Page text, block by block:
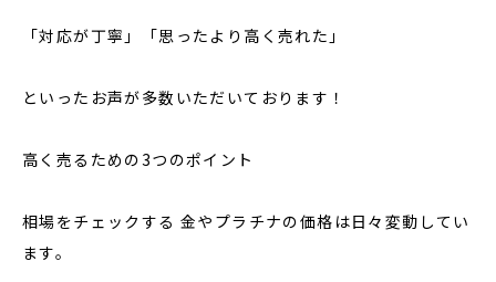
「対応が丁寧」「思ったより高く売れた」
といったお声が多数いただいております！
高く売るための3つのポイント
相場をチェックする 金やプラチナの価格は日々変動してい
ます。